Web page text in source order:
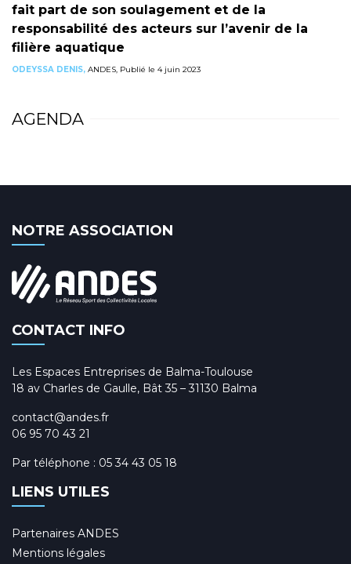
fait part de son soulagement et de la
responsabilité des acteurs sur l’avenir de la
filière aquatique
ODEYSSA DENIS, ANDES, Publié le 4 juin 2023
AGENDA
NOTRE ASSOCIATION
CONTACT INFO
Les Espaces Entreprises de Balma-Toulouse
18 av Charles de Gaulle, Bât 35 – 31130 Balma
contact@andes.fr
06 95 70 43 21
Par téléphone : 05 34 43 05 18
LIENS UTILES
Partenaires ANDES
Mentions légales